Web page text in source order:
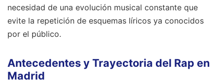
necesidad de una evolución musical constante que
evite la repetición de esquemas líricos ya conocidos
por el público.
Antecedentes y Trayectoria del Rap en
Madrid